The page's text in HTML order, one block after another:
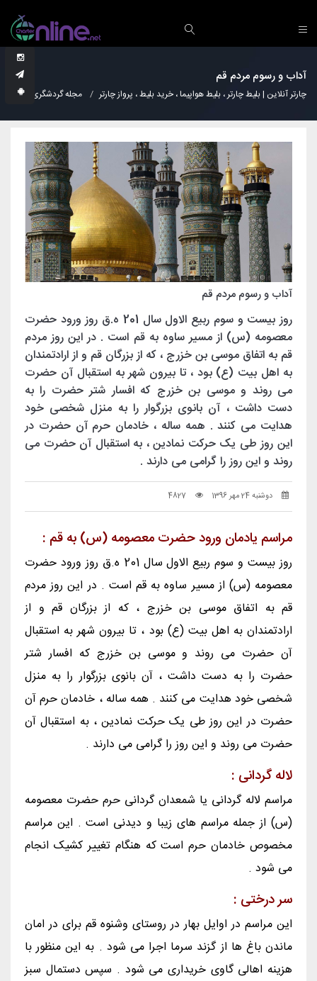
آداب و رسوم مردم قم
چارتر آنلاین | بلیط چارتر ، بلیط هواپیما ، خرید بلیط ، پرواز چارتر مجله گردشگری
آداب و رسوم مردم قم
روز بیست و سوم ربیع الاول سال 201 ه.ق روز ورود حضرت
معصومه (س) از مسیر ساوه به قم است . در این روز مردم
قم به اتفاق موسی بن خزرج ، که از بزرگان قم و از ارادتمندان
به اهل بیت (ع) بود ، تا بیرون شهر به استقبال آن حضرت
می روند و موسی بن خزرج که افسار شتر حضرت را به
دست داشت ، آن بانوی بزرگوار را به منزل شخصی خود
هدایت می کنند . همه ساله ، خادمان حرم آن حضرت در
این روز طی یک حرکت نمادین ، به استقبال آن حضرت می
روند و این روز را گرامی می دارند .
دوشنبه 24 مهر 1396 4827
مراسم یادمان ورود حضرت معصومه (س) به قم :
روز بیست و سوم ربیع الاول سال 201 ه.ق روز ورود حضرت
معصومه (س) از مسیر ساوه به قم است . در این روز مردم
قم به اتفاق موسی بن خزرج ، که از بزرگان قم و از
ارادتمندان به اهل بیت (ع) بود ، تا بیرون شهر به استقبال
آن حضرت می روند و موسی بن خزرج که افسار شتر
حضرت را به دست داشت ، آن بانوی بزرگوار را به منزل
شخصی خود هدایت می کنند . همه ساله ، خادمان حرم آن
حضرت در این روز طی یک حرکت نمادین ، به استقبال آن
حضرت می روند و این روز را گرامی می دارند .
لاله گردانی :
مراسم لاله گردانی یا شمعدان گردانی حرم حضرت معصومه
(س) از جمله مراسم های زیبا و دیدنی است . این مراسم
مخصوص خادمان حرم است که هنگام تغییر کشیک انجام
می شود .
سر درختی :
این مراسم در اوایل بهار در روستای وشنوه قم برای در امان
ماندن باغ ها از گزند سرما اجرا می شود . به این منظور با
هزینه اهالی گاوی خریداری می شود . سپس دستمال سبز